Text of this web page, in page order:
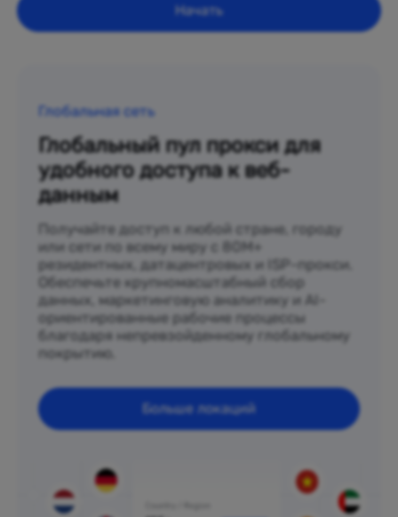
Начать
Глобальная сеть
Глобальный пул прокси для
удобного доступа к веб-
данным
Получайте доступ к любой стране, городу
или сети по всему миру с 80M+
резидентных, датацентровых и ISP-прокси.
Обеспечьте крупномасштабный сбор
данных, маркетинговую аналитику и AI-
ориентированные рабочие процессы
благодаря непревзойденному глобальному
покрытию.
Больше локаций